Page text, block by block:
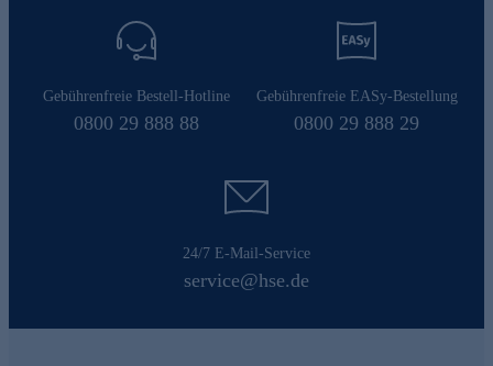
Gebührenfreie Bestell-Hotline
0800 29 888 88
Gebührenfreie EASy-Bestellung
0800 29 888 29
24/7 E-Mail-Service
service@hse.de